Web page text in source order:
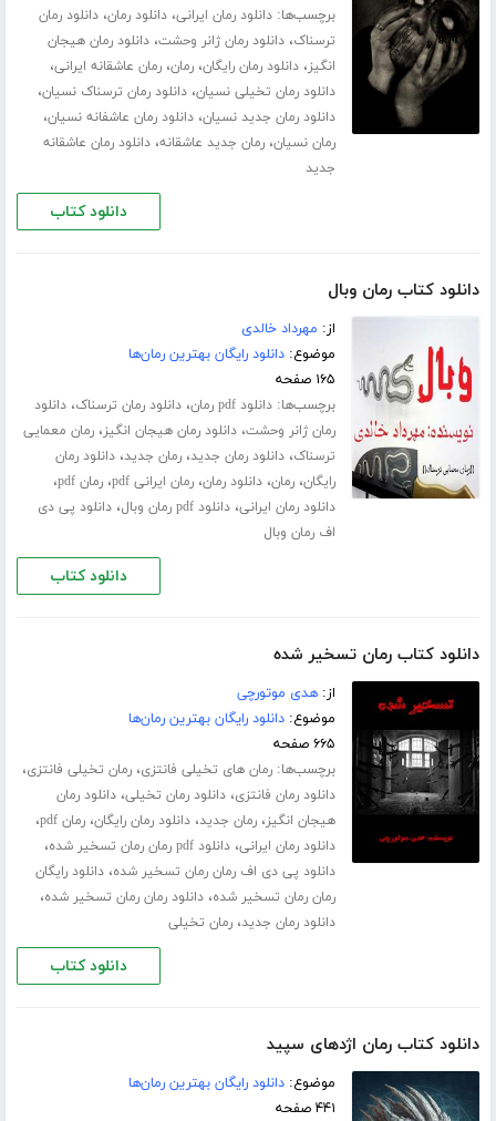
برچسب‌ها:دانلود رمان ایرانی،دانلود رمان،دانلود رمان
ترسناک،دانلود رمان ژانر وحشت،دانلود رمان هیجان
انگیز،دانلود رمان رایگان،رمان،رمان عاشقانه ایرانی،
دانلود رمان تخیلی نسیان،دانلود رمان ترسناک نسیان،
دانلود رمان جدید نسیان،دانلود رمان عاشفانه نسیان،
رمان نسیان،رمان جدید عاشقانه،دانلود رمان عاشقانه
جدید
دانلود کتاب
دانلود کتاب رمان وبال
از: مهرداد خالدی
موضوع:دانلود رایگان بهترین رمان‌ها
۱۶۵ صفحه
برچسب‌ها:دانلود pdf رمان ،دانلود رمان ترسناک،دانلود
رمان ژانر وحشت،دانلود رمان هیجان انگیز،رمان معمایی
ترسناک،دانلود رمان جدید،رمان جدید،دانلود رمان
رایگان،رمان،دانلود رمان،رمان ایرانی pdf ،رمان pdf ،
دانلود رمان ایرانی،دانلود pdf رمان وبال ،دانلود پی دی
اف رمان وبال
دانلود کتاب
دانلود کتاب رمان تسخیر شده
از:هدی موتورچی
موضوع:دانلود رایگان بهترین رمان‌ها
۶۶۵ صفحه
برچسب‌ها:رمان های تخیلی فانتزی،رمان تخیلی فانتزی،
دانلود رمان فانتزی،دانلود رمان تخیلی،دانلود رمان
هیجان انگیز،رمان جدید،دانلود رمان رایگان،رمان pdf ،
دانلود رمان ایرانی،دانلود pdf رمان رمان تسخیر شده ،
دانلود پی دی اف رمان رمان تسخیر شده،دانلود رایگان
رمان رمان تسخیر شده،دانلود رمان رمان تسخیر شده،
دانلود رمان جدید،رمان تخیلی
دانلود کتاب
دانلود کتاب رمان اژدهای سپید
موضوع:دانلود رایگان بهترین رمان‌ها
۴۴۱ صفحه